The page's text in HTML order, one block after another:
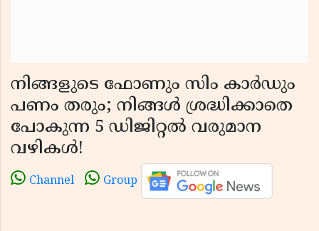
നിങ്ങളുടെ ഫോണും സിം കാർഡും
പണം തരും; നിങ്ങൾ ശ്രദ്ധിക്കാതെ
പോകുന്ന 5 ഡിജിറ്റൽ വരുമാന
വഴികൾ!
Channel Group